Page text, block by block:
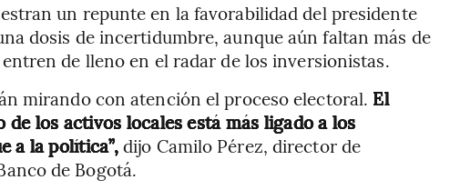
un repunte en la favorabilidad del presidente
dosis de incertidumbre, aunque aún faltan más de
de lleno en el radar de los inversionistas.
mirando con atención el proceso electoral. El
los activos locales está más ligado a los
a la política”,dijo Camilo Pérez, director de
de Bogotá.